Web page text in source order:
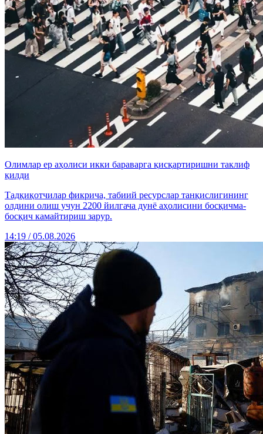
Олимлар ер аҳолиси икки бараварга қисқартиришни таклиф
қилди
Тадқиқотчилар фикрича, табиий ресурслар танқислигининг
олдини олиш учун 2200 йилгача дунё аҳолисини босқичма-
босқич камайтириш зарур.
14:19 / 05.08.2026